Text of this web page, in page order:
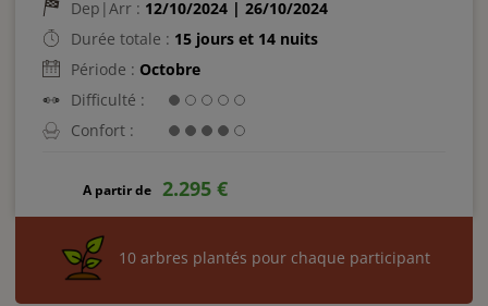
méditative et dynamique, vous invitant à observer
attentivement les nuances et les émotions qui émergent en
vous. Chaque séance de yoga devient ainsi une exploration
des énergies propres à chaque lieu, offrant ainsi une
immersion profonde dans cet environnement et une
connexion enrichissante avec vous-mêmes et les autres.
Dep|Arr : 12/10/2024 | 26/10/2024
Durée totale : 15 jours et 14 nuits
Période : Octobre
Difficulté :
Confort :
A partir de 2.295 €
10 arbres plantés pour chaque participant